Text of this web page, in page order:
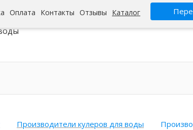
Оплата Контакты Отзывы Каталог
Производители кулеров для воды